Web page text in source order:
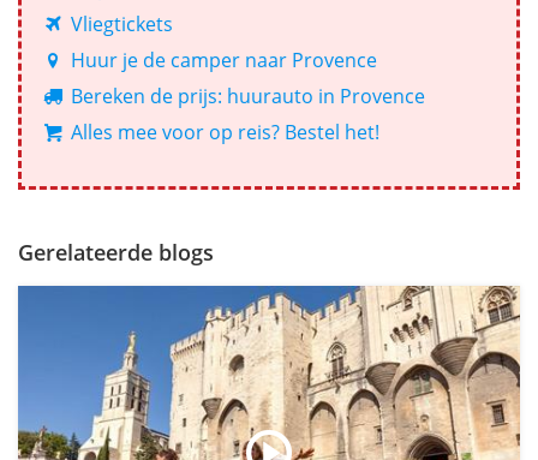
Vliegtickets
Huur je de camper naar Provence
Bereken de prijs: huurauto in Provence
Alles mee voor op reis? Bestel het!
Gerelateerde blogs